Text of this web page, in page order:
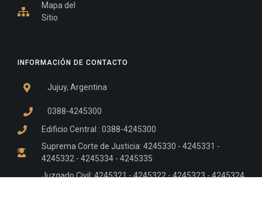
INFORMACIÓN DE CONTACTO
Jujuy, Argentina
0388-4245300
Edificio Central : 0388-4245300
Suprema Corte de Justicia: 4245330 - 4245331 -
4245332 - 4245334 - 4245335
Juzgado Civil: 4245321 - 4245322 - 4245323 - 4245324
Mapa del
Sitio